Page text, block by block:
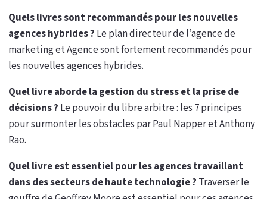
Quels livres sont recommandés pour les nouvelles
agences hybrides ? Le plan directeur de l’agence de
marketing et Agence sont fortement recommandés pour
les nouvelles agences hybrides.
Quel livre aborde la gestion du stress et la prise de
décisions ? Le pouvoir du libre arbitre : les 7 principes
pour surmonter les obstacles par Paul Napper et Anthony
Rao.
Quel livre est essentiel pour les agences travaillant
dans des secteurs de haute technologie ? Traverser le